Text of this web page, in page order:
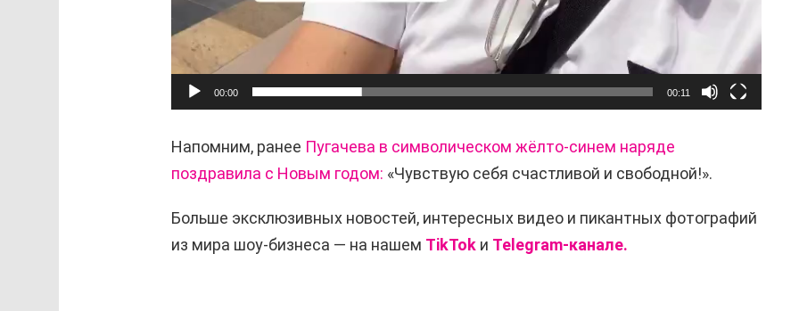
00:00 00:11
Напомним, ранее Пугачева в символическом жёлто-синем наряде
поздравила с Новым годом: «Чувствую себя счастливой и свободной!».
Больше эксклюзивных новостей, интересных видео и пикантных фотографий
из мира шоу-бизнеса — на нашем TikTok и Telegram-канале.